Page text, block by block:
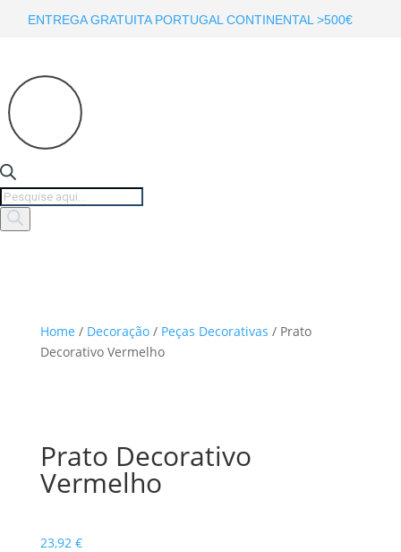
ENTREGA GRATUITA PORTUGAL CONTINENTAL >500€
Products
search
Home / Decoração/ Peças Decorativas / Prato
Decorativo Vermelho
Prato Decorativo
Vermelho
23,92 €